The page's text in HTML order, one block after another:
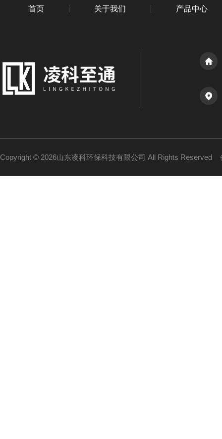
首页 关于我们 产品中心
Copyright © 2026山东凌科环保科技有限公司 All Rights Reserved